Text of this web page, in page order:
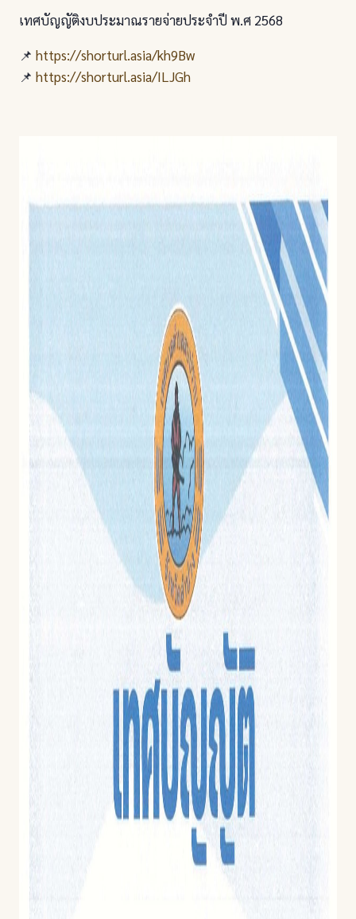
เทศบัญญัติงบประมาณรายจ่ายประจำปี พ.ศ 2568
📌 https://shorturl.asia/kh9Bw
📌 https://shorturl.asia/ILJGh